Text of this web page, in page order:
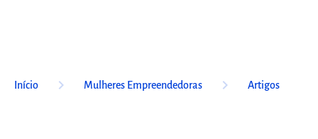
Início keyboard_arrow_right Mulheres Empreendedoras keyboard_arrow_right Artigos